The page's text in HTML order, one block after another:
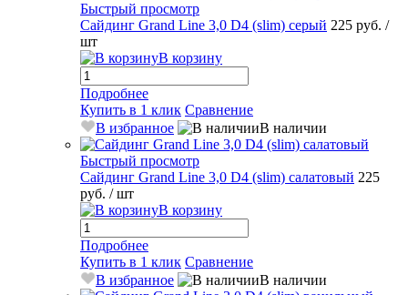
Быстрый просмотр
Сайдинг Grand Line 3,0 D4 (slim) серый 225 руб. /
шт
В корзину
Подробнее
Купить в 1 клик Сравнение
В избранное
В наличии
Быстрый просмотр
Сайдинг Grand Line 3,0 D4 (slim) салатовый 225
руб. / шт
В корзину
Подробнее
Купить в 1 клик Сравнение
В избранное
В наличии